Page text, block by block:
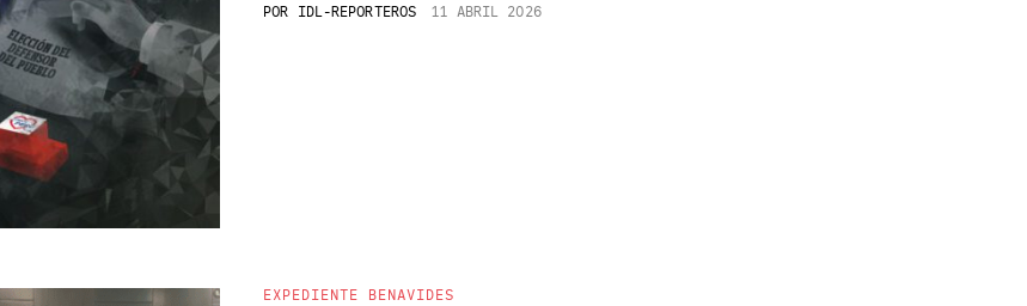
POR IDL-REPORTEROS 11 ABRIL 2026
EXPEDIENTE BENAVIDES